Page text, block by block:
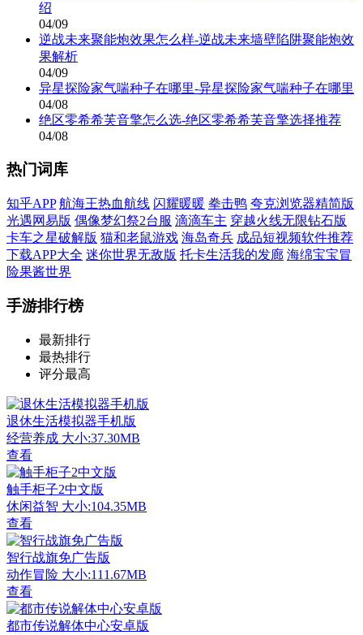
绍
04/09
逆战未来聚能炮效果怎么样-逆战未来墙壁陷阱聚能炮效
果解析
04/09
异星探险家气喘种子在哪里-异星探险家气喘种子在哪里
04/08
绝区零希希芙音擎怎么选-绝区零希希芙音擎选择推荐
04/08
热门词库
知乎APP 航海王热血航线 闪耀暖暖 拳击鸭 夸克浏览器精简版
光遇网易版 偶像梦幻祭2台服 滴滴车主 穿越火线无限钻石版
卡车之星破解版 猫和老鼠游戏 海岛奇兵 成品短视频软件推荐
下载APP大全 迷你世界无敌版 托卡生活我的发廊 海绵宝宝冒
险果酱世界
手游排行榜
最新排行
最热排行
评分最高
退休生活模拟器手机版
经营养成 大小:37.30MB
查看
触手柜子2中文版
休闲益智 大小:104.35MB
查看
智行战旗免广告版
动作冒险 大小:111.67MB
查看
都市传说解体中心安卓版